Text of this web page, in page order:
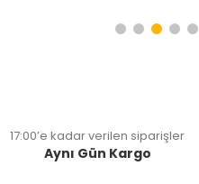
17:00’e kadar verilen siparişler
Aynı Gün Kargo